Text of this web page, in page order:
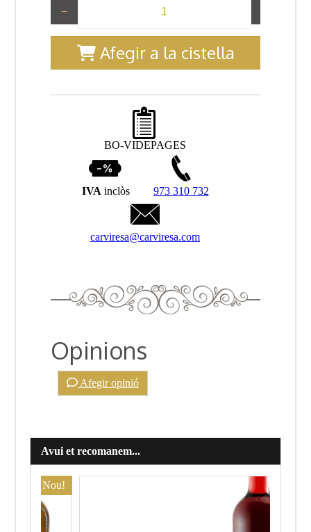
−
Afegir a la cistella
BO-VIDEPAGES
IVA inclòs 973 310 732
carviresa@carviresa.com
Opinions
Afegir opinió
Avui et recomanem...